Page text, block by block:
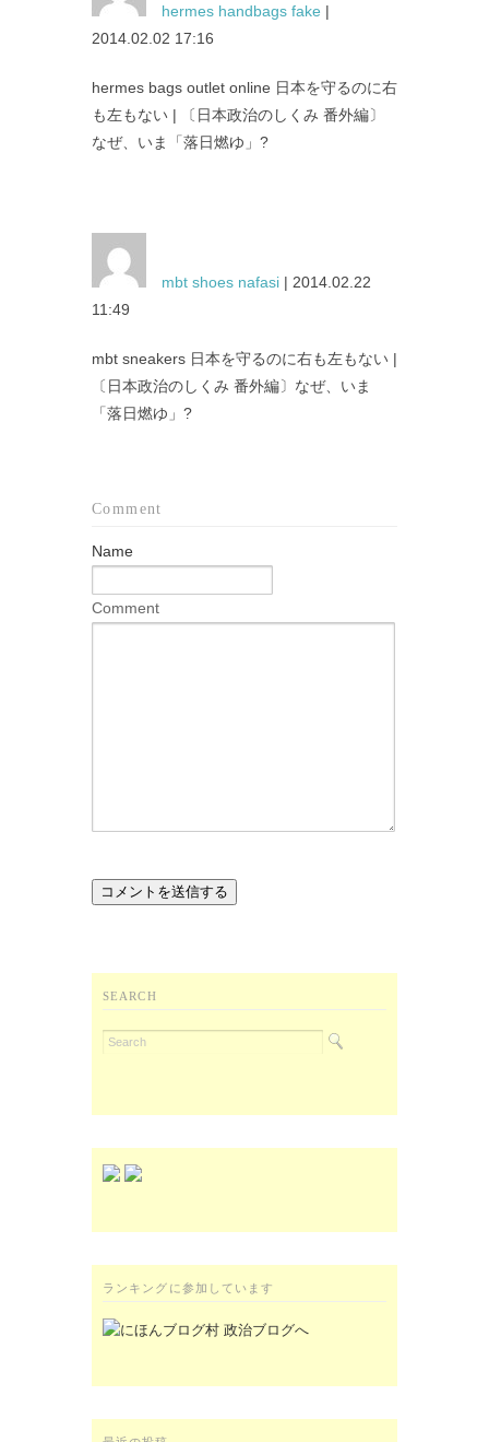
hermes handbags fake |
2014.02.02 17:16
hermes bags outlet online 日本を守るのに右
も左もない | 〔日本政治のしくみ 番外編〕
なぜ、いま「落日燃ゆ」?
mbt shoes nafasi | 2014.02.22
11:49
mbt sneakers 日本を守るのに右も左もない |
〔日本政治のしくみ 番外編〕なぜ、いま
「落日燃ゆ」?
Comment
Name
Comment
SEARCH
ランキングに参加しています